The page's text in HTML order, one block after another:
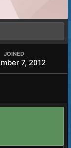
JOINED
7, 2012